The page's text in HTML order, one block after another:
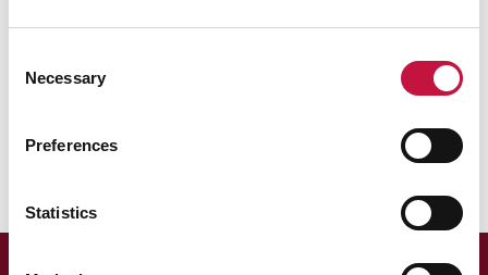
Selection
Necessary
Preferences
Statistics
jätehuoltoyhtiö, jonka isoin omistaja on
#nowar #standwithukraine